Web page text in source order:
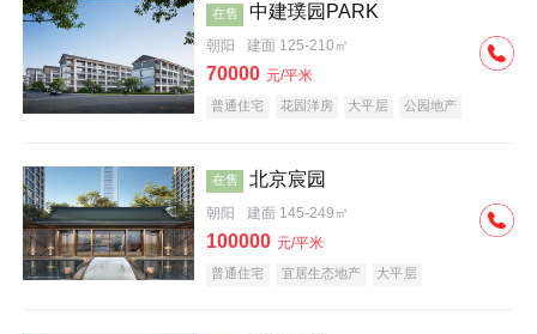
在售 中建璞园PARK
朝阳 建面 125-210㎡
70000 元/平米
普通住宅 花园洋房 大平层
公园地产
在售 北京宸园
朝阳 建面 145-249㎡
100000 元/平米
普通住宅 宜居生态地产 大平层